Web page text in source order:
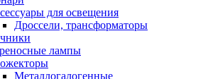
для освещения
Дроссели, трансформаторы
лампы
Металлогалогенные